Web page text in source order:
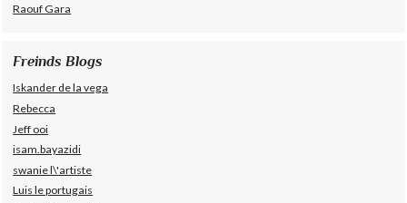
Raouf Gara
Freinds Blogs
Iskander de la vega
Rebecca
Jeff ooi
isam.bayazidi
swanie l\'artiste
Luis le portugais